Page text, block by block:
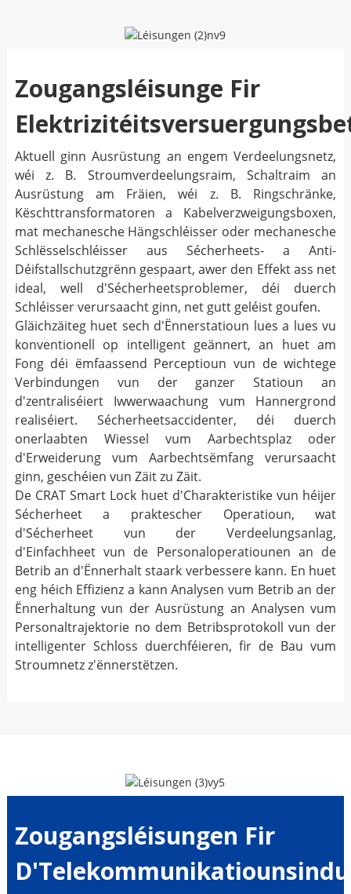
Zougangsléisunge Fir
Aktuell ginn Ausrüstung an engem Verdeelungsnetz,
wéi z. B. Stroumverdeelungsraim, Schaltraim an
Ausrüstung am Fräien, wéi z. B. Ringschränke,
Këschttransformatoren a Kabelverzweigungsboxen,
mat mechanesche Hängschléisser oder mechanesche
Schlësselschléisser aus Sécherheets- a Anti-
Déifstallschutzgrënn gespaart, awer den Effekt ass net
ideal, well d'Sécherheetsproblemer, déi duerch
Schléisser verursaacht ginn, net gutt geléist goufen.
Gläichzäiteg huet sech d'Ënnerstatioun lues a lues vu
konventionell op intelligent geännert, an huet am
Fong déi ëmfaassend Perceptioun vun de wichtege
Verbindungen vun der ganzer Statioun an
d'zentraliséiert Iwwerwaachung vum Hannergrond
realiséiert. Sécherheetsaccidenter, déi duerch
onerlaabten Wiessel vum Aarbechtsplaz oder
d'Erweiderung vum Aarbechtsëmfang verursaacht
ginn, geschéien vun Zäit zu Zäit.
De CRAT Smart Lock huet d'Charakteristike vun héijer
Sécherheet a praktescher Operatioun, wat
d'Sécherheet vun der Verdeelungsanlag,
d'Einfachheet vun de Personaloperatiounen an de
Betrib an d'Ënnerhalt staark verbessere kann. En huet
eng héich Effizienz a kann Analysen vum Betrib an der
Ënnerhaltung vun der Ausrüstung an Analysen vum
Personaltrajektorie no dem Betribsprotokoll vun der
intelligenter Schloss duerchféieren, fir de Bau vum
Stroumnetz z'ënnerstëtzen.
Zougangsléisungen Fir